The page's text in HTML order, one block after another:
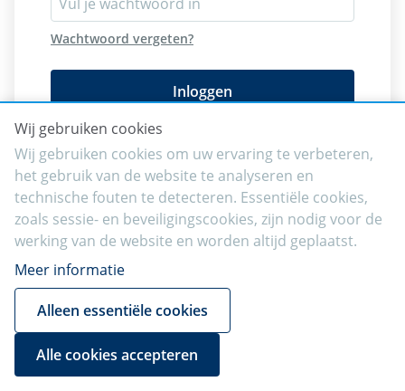
Wachtwoord vergeten?
Inloggen
Wij gebruiken cookies
Wij gebruiken cookies om uw ervaring te verbeteren,
het gebruik van de website te analyseren en
technische fouten te detecteren. Essentiële cookies,
zoals sessie- en beveiligingscookies, zijn nodig voor de
werking van de website en worden altijd geplaatst.
Meer informatie
Alleen essentiële cookies
Alle cookies accepteren